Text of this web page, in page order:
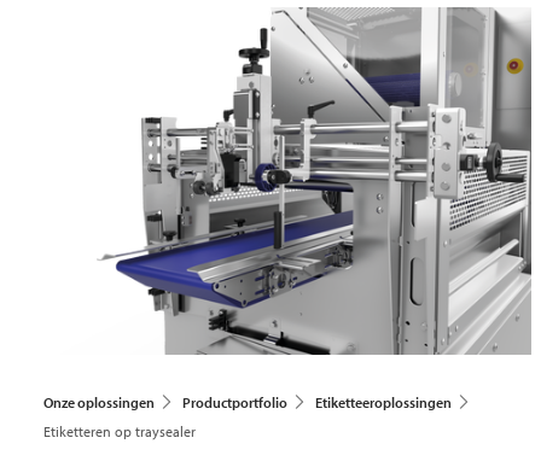
Onze oplossingen Productportfolio
Etiketteeroplossingen
Etiketteren op traysealer